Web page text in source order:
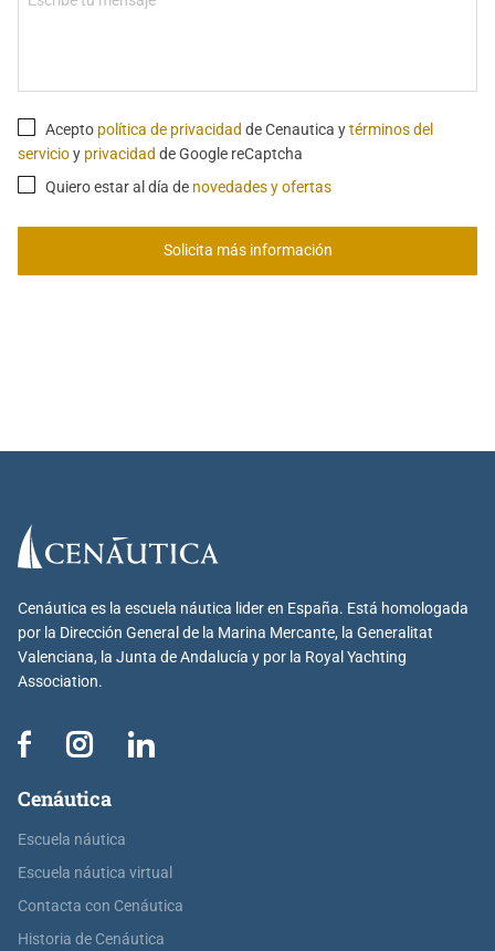
Acepto política de privacidad de Cenautica ytérminos del
servicioy privacidad de Google reCaptcha
Quiero estar al día de novedades y ofertas
Cenáutica es la escuela náutica lider en España. Está homologada
por la Dirección General de la Marina Mercante, la Generalitat
Valenciana, la Junta de Andalucía y por la Royal Yachting
Association.
Cenáutica
Escuela náutica
Escuela náutica virtual
Contacta con Cenáutica
Historia de Cenáutica